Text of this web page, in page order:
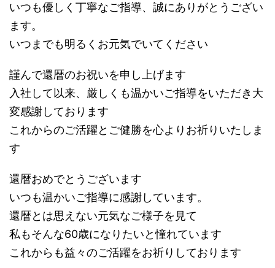
いつも優しく丁寧なご指導、誠にありがとうござい
ます。
いつまでも明るくお元気でいてください
謹んで還暦のお祝いを申し上げます
入社して以来、厳しくも温かいご指導をいただき大
変感謝しております
これからのご活躍とご健勝を心よりお祈りいたしま
す
還暦おめでとうございます
いつも温かいご指導に感謝しています。
還暦とは思えない元気なご様子を見て
私もそんな60歳になりたいと憧れています
これからも益々のご活躍をお祈りしております